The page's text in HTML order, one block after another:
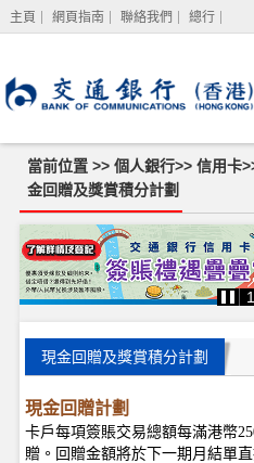
主頁 網頁指南 聯絡我們 總行
當前位置 >> 個人銀行>> 信用卡
金回贈及獎賞積分計劃
金
贈
及
計
1
現金回贈及獎賞積分計劃
現金回贈計劃
卡戶每項簽賬交易總額每滿港幣
贈。回贈金額將於下一期月結單